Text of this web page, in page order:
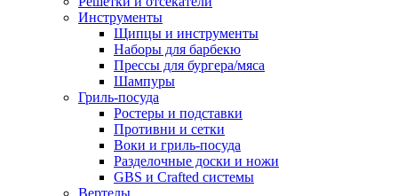
Инструменты
Щипцы и инструменты
Наборы для барбекю
Прессы для бургера/мяса
Шампуры
Гриль-посуда
Ростеры и подставки
Противни и сетки
Воки и гриль-посуда
Разделочные доски и ножи
GBS и Crafted системы
Вертелы